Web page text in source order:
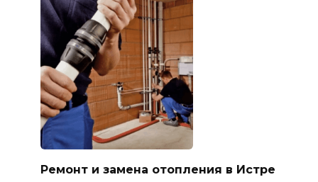
Ремонт и замена отопления в Истре